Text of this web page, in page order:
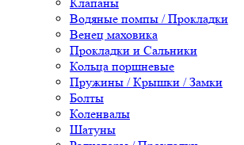
Водяные помпы / Прокладки
Венец маховика
Прокладки и Сальники
Кольца поршневые
Пружины / Крышки / Замки
Болты
Коленвалы
Шатуны